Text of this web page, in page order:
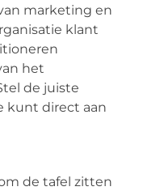
marketing en
klant
het
de juiste
kunt direct aan
de tafel zitten